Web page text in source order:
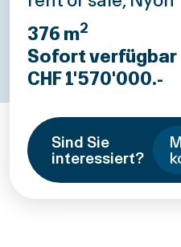
376 m2
Sofort verfügbar
CHF 1'570'000.-
Sind Sie
interessiert?